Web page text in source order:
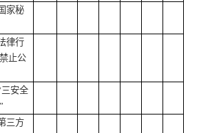
家秘
律行
止公
三安全
三方